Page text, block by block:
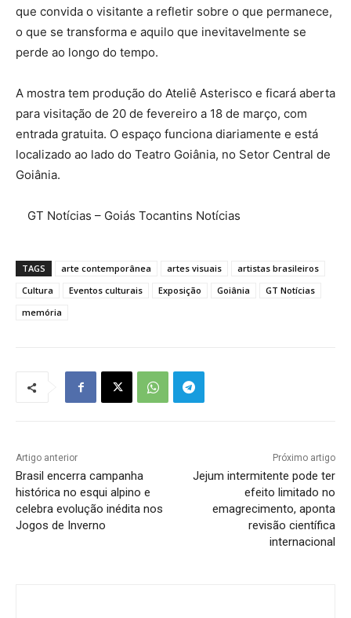
que convida o visitante a refletir sobre o que permanece,
o que se transforma e aquilo que inevitavelmente se
perde ao longo do tempo.
A mostra tem produção do Ateliê Asterisco e ficará aberta
para visitação de 20 de fevereiro a 18 de março, com
entrada gratuita. O espaço funciona diariamente e está
localizado ao lado do Teatro Goiânia, no Setor Central de
Goiânia.
GT Notícias – Goiás Tocantins Notícias
TAGS arte contemporânea artes visuais
artistas brasileiros
Cultura
Eventos culturais Exposição Goiânia
GT Notícias
memória
Artigo anterior
Brasil encerra campanha
histórica no esqui alpino e
celebra evolução inédita nos
Jogos de Inverno
Próximo artigo
Jejum intermitente pode ter
efeito limitado no
emagrecimento, aponta
revisão científica
internacional